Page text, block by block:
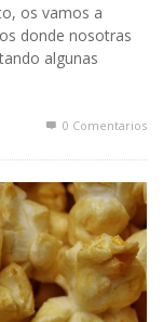
os vamos a
donde nosotras
algunas
0 Comentarios